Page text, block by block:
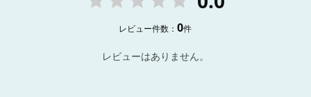
レビュー件数：0件
レビューはありません。